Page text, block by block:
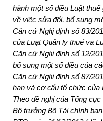
hành một số điều Luật
về việc sửa đổi, bổ sung
Căn cứ Nghị định số 83/
của Luật Quản lý thuế và
Căn cứ Nghị định số 12/
bổ sung một số điều của
Căn cứ Nghị định số 87/
hạn và cơ cấu tổ chức của
Theo đề nghị của Tổng
Bộ trưởng Bộ Tài chính